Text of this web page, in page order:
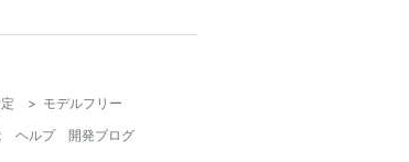
> モデルフリー
ヘルプ
開発ブログ